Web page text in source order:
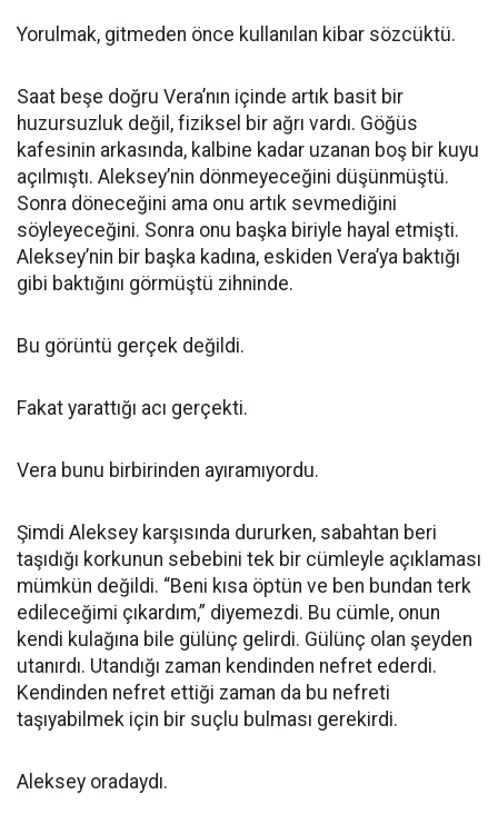
Yorulmak, gitmeden önce kullanılan kibar sözcüktü.
Saat beşe doğru Vera’nın içinde artık basit bir
huzursuzluk değil, fiziksel bir ağrı vardı. Göğüs
kafesinin arkasında, kalbine kadar uzanan boş bir kuyu
açılmıştı. Aleksey’nin dönmeyeceğini düşünmüştü.
Sonra döneceğini ama onu artık sevmediğini
söyleyeceğini. Sonra onu başka biriyle hayal etmişti.
Aleksey’nin bir başka kadına, eskiden Vera’ya baktığı
gibi baktığını görmüştü zihninde.
Bu görüntü gerçek değildi.
Fakat yarattığı acı gerçekti.
Vera bunu birbirinden ayıramıyordu.
Şimdi Aleksey karşısında dururken, sabahtan beri
taşıdığı korkunun sebebini tek bir cümleyle açıklaması
mümkün değildi. “Beni kısa öptün ve ben bundan terk
edileceğimi çıkardım,” diyemezdi. Bu cümle, onun
kendi kulağına bile gülünç gelirdi. Gülünç olan şeyden
utanırdı. Utandığı zaman kendinden nefret ederdi.
Kendinden nefret ettiği zaman da bu nefreti
taşıyabilmek için bir suçlu bulması gerekirdi.
Aleksey oradaydı.